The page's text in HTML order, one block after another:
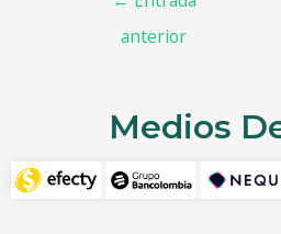
anterior
Medios